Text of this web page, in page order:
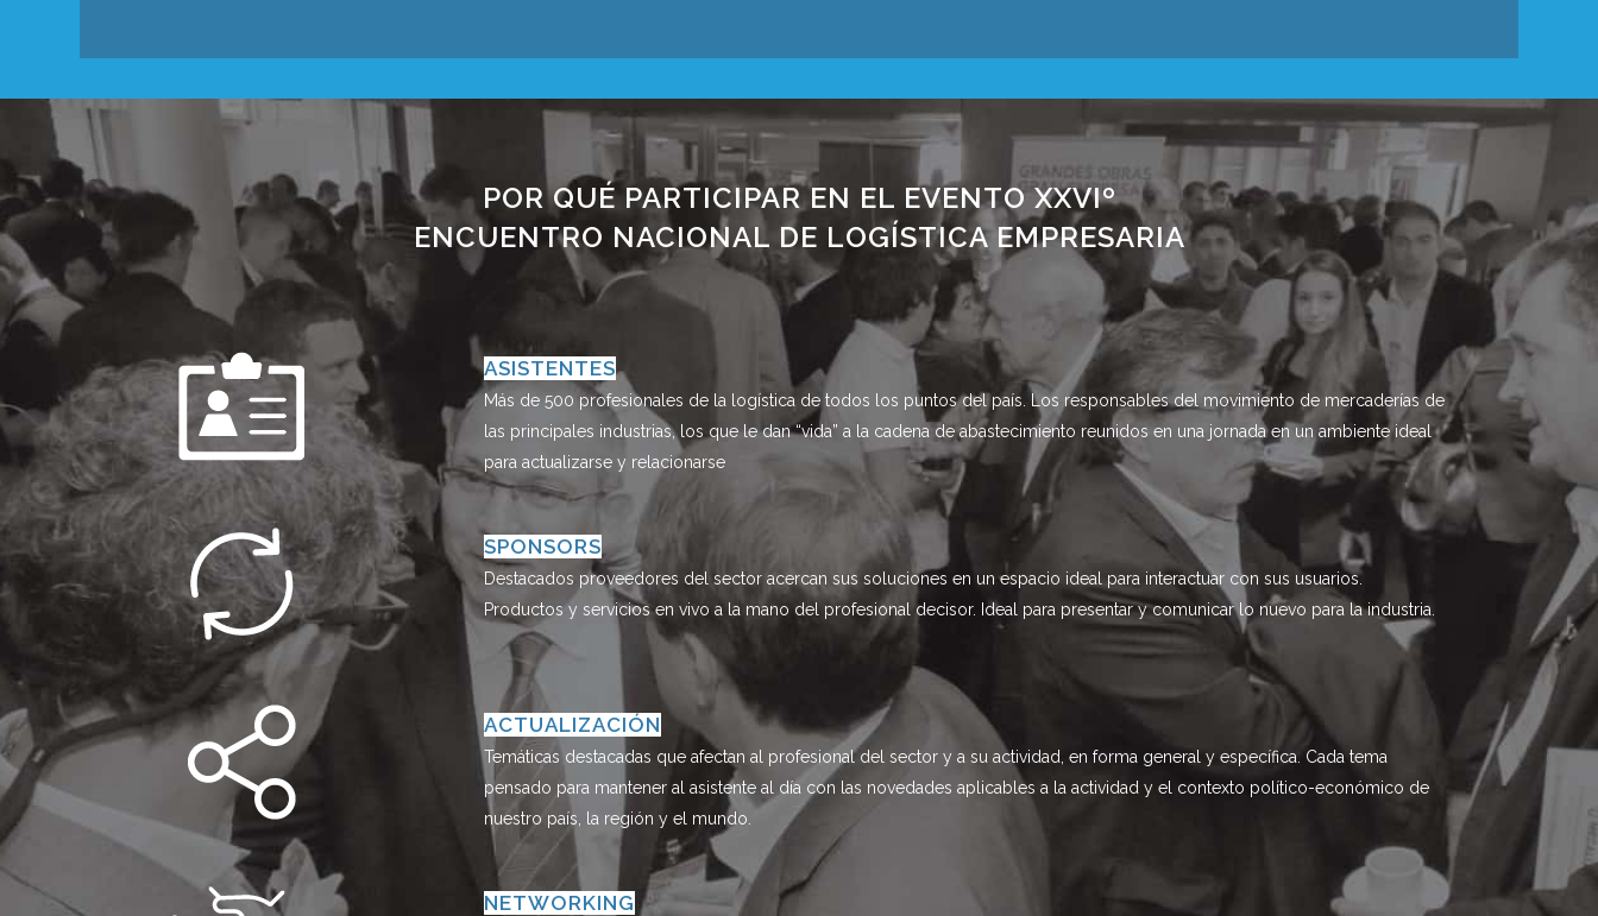
POR QUÉ PARTICIPAR EN EL EVENTO XXVIº
ENCUENTRO NACIONAL DE LOGÍSTICA EMPRESARIA
ASISTENTES
Más de 500 profesionales de la logística de todos los puntos del país. Los responsables del movimiento de mercaderías de
las principales industrias, los que le dan “vida” a la cadena de abastecimiento reunidos en una jornada en un ambiente ideal
para actualizarse y relacionarse
SPONSORS
Destacados proveedores del sector acercan sus soluciones en un espacio ideal para interactuar con sus usuarios.
Productos y servicios en vivo a la mano del profesional decisor. Ideal para presentar y comunicar lo nuevo para la industria.
ACTUALIZACIÓN
Temáticas destacadas que afectan al profesional del sector y a su actividad, en forma general y específica. Cada tema
pensado para mantener al asistente al día con las novedades aplicables a la actividad y el contexto político-económico de
nuestro país, la región y el mundo.
NETWORKING